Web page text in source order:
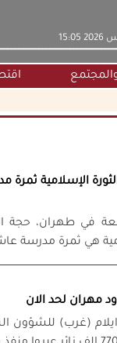
الإسلامية ثمرة
في طهران، حجة
هي ثمرة مدرسة
(غرب) للشؤون